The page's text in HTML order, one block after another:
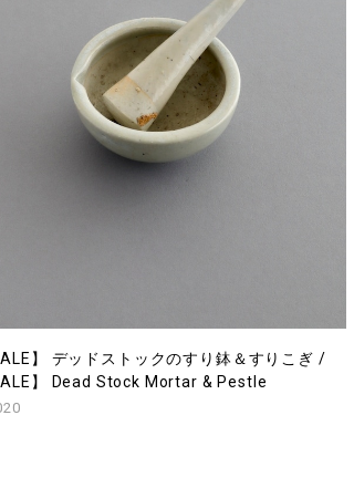
】 デッドストックのすり鉢＆すりこぎ /
】 Dead Stock Mortar & Pestle